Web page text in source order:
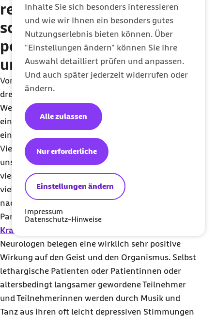
Inhalte Sie sich besonders interessieren
und wie wir Ihnen ein besonders gutes
Nutzungserlebnis bieten können. Über
"Einstellungen ändern" können Sie Ihre
Auswahl detailliert prüfen und anpassen.
Und auch später jederzeit widerrufen oder
ändern.
Einstellungen ändern
Nur erforderliche
Alle zulassen
Impressum
Datenschutz-Hinweise
regelmäßig und wie lange
sollte man für den
positiven Effekt auf Geist
und Körper Tanzen gehen?
Von Ärzten wird heute für gesunde Menschen
dreimal pro Woche eine Stunde Sport empfohlen.
Wenn man zweimal pro Woche tanzen geht, wäre
eine Stunde Spazieren gehen oder Schwimmen
eine gute Ergänzung.
Viele Kunden und Kundinnen kommen öfter zu
unseren Angeboten, verbringen bei uns drei- bis
viermal in der Woche ihre Freizeit. Tanzen wird in
vielen medizinischen Fachberichten als
nachweisbar positiv imKampf gegen Demenz
Parkinson und beivielen anderen
Krankheitsbildern
Neurologen belegen eine wirklich sehr positive
Wirkung auf den Geist und den Organismus. Selbst
lethargische Patienten oder Patientinnen oder
altersbedingt langsamer gewordene Teilnehmer
und Teilnehmerinnen werden durch Musik und
Tanz aus ihren oft leicht depressiven Stimmungen